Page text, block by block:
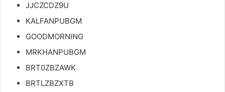
JJCZCDZ9U
KALFANPUBGM
GOODMORNING
MRKHANPUBGM
BRT0ZBZAWK
BRTLZBZXTB